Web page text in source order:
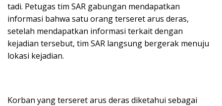
tadi. Petugas tim SAR gabungan mendapatkan
informasi bahwa satu orang terseret arus deras,
setelah mendapatkan informasi terkait dengan
kejadian tersebut, tim SAR langsung bergerak menuju
lokasi kejadian.
Korban yang terseret arus deras diketahui sebagai